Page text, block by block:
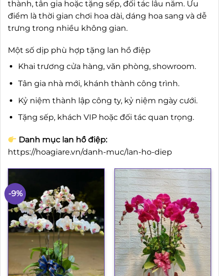
thành, tân gia hoặc tặng sếp, đối tác lâu năm. Ưu
điểm là thời gian chơi hoa dài, dáng hoa sang và dễ
trưng trong nhiều không gian.
Một số dịp phù hợp tặng lan hồ điệp
Khai trương cửa hàng, văn phòng, showroom.
Tân gia nhà mới, khánh thành công trình.
Kỷ niệm thành lập công ty, kỷ niệm ngày cưới.
Tặng sếp, khách VIP hoặc đối tác quan trọng.
Danh mục lan hồ điệp:
https://hoagiare.vn/danh-muc/lan-ho-diep
-9%